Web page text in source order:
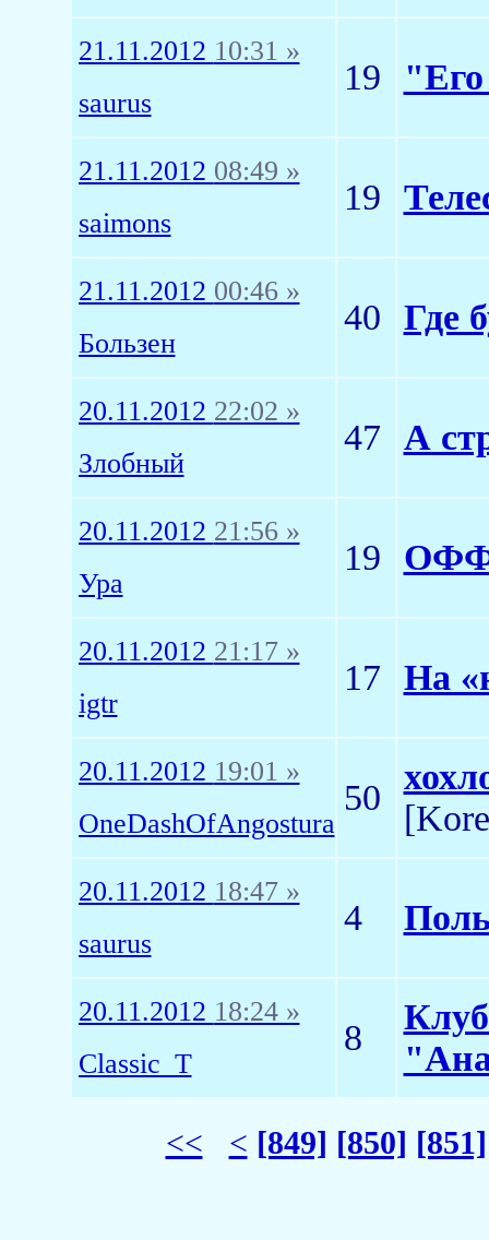
21.11.2012 10:31 »
saurus
19
21.11.2012 08:49 »
saimons
19
21.11.2012 00:46 »
Бользен
40 Где
20.11.2012 22:02 »
Злобный
47 А
20.11.2012 21:56 »
Ура
19
20.11.2012 21:17 »
igtr
17 На
20.11.2012 19:01 »
OneDashOfAngostura
50
20.11.2012 18:47 »
saurus
4
20.11.2012 18:24 »
Classic_T
8
<< < [849] [850] [851]